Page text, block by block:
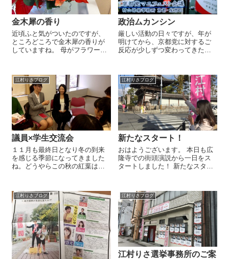
金木犀の香り
近頃ふと気がついたのですが、
ところどころで金木犀の香りが
していますね。 母がフラワーア
お花に赤く紅葉した葉っぱも添
えられており、すっかり秋なん
だなぁと感じさせられます。 朝
晩は肌寒いで...
政治ムカンシン
厳しい活動の日々ですが、年が
明けてから、京都党に対するご
反応が少しずつ変わってきたよ
目を向けた方がいい」決して認
知度がほんの少し上がっただけ
の変化とは思えません。連日メ
ディアに流れる大...
江村りさブログ
議員×学生交流会
１１月も最終日となり冬の到来
を感じる季節になってきました
ね。どうやらこの秋の紅葉は今
の秋を味わおうと地元自治連の
会長さんと共に水尾の柚子しぼ
りを体験させてもらいました。
地域の町おこしの...
江村りさブログ
新たなスタート！
おはようございます。 本日も広
隆寺での街頭演説から一日をス
タートしました！ 新たなスター
江村りさブログ 江村りさブログ
江村りさ選挙事務所のご案